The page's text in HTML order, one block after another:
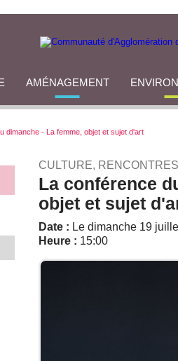
AMÉNAGEMENT
dimanche - La femme, objet et sujet d'art
CULTURE,
La conférence
objet et sujet
Date : Le dimanche 19
Heure : 15:00